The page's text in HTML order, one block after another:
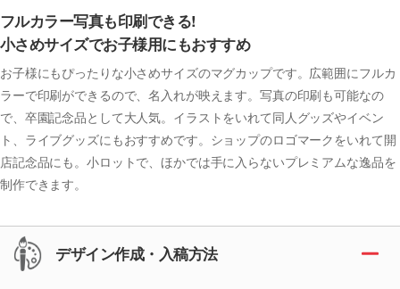
フルカラー写真も印刷できる!
小さめサイズでお子様用にもおすすめ
お子様にもぴったりな小さめサイズのマグカップです。広範囲にフルカ
ラーで印刷ができるので、名入れが映えます。写真の印刷も可能なの
で、卒園記念品として大人気。イラストをいれて同人グッズやイベン
ト、ライブグッズにもおすすめです。ショップのロゴマークをいれて開
店記念品にも。小ロットで、ほかでは手に入らないプレミアムな逸品を
制作できます。
デザイン作成・入稿方法